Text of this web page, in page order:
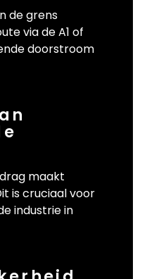
de grens
via de A1 of
doorstroom
maakt
is cruciaal voor
industrie in